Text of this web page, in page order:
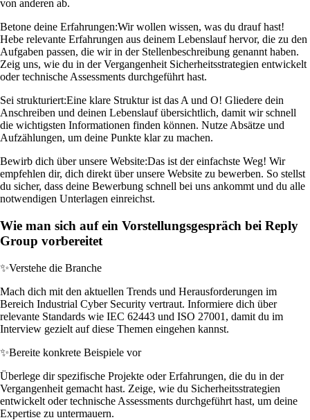
von anderen ab.
Betone deine Erfahrungen:Wir wollen wissen, was du drauf hast!
Hebe relevante Erfahrungen aus deinem Lebenslauf hervor, die zu den
Aufgaben passen, die wir in der Stellenbeschreibung genannt haben.
Zeig uns, wie du in der Vergangenheit Sicherheitsstrategien entwickelt
oder technische Assessments durchgeführt hast.
Sei strukturiert:Eine klare Struktur ist das A und O! Gliedere dein
Anschreiben und deinen Lebenslauf übersichtlich, damit wir schnell
die wichtigsten Informationen finden können. Nutze Absätze und
Aufzählungen, um deine Punkte klar zu machen.
Bewirb dich über unsere Website:Das ist der einfachste Weg! Wir
empfehlen dir, dich direkt über unsere Website zu bewerben. So stellst
du sicher, dass deine Bewerbung schnell bei uns ankommt und du alle
notwendigen Unterlagen einreichst.
Wie man sich auf ein Vorstellungsgespräch bei Reply
Group vorbereitet
✨Verstehe die Branche
Mach dich mit den aktuellen Trends und Herausforderungen im
Bereich Industrial Cyber Security vertraut. Informiere dich über
relevante Standards wie IEC 62443 und ISO 27001, damit du im
Interview gezielt auf diese Themen eingehen kannst.
✨Bereite konkrete Beispiele vor
Überlege dir spezifische Projekte oder Erfahrungen, die du in der
Vergangenheit gemacht hast. Zeige, wie du Sicherheitsstrategien
entwickelt oder technische Assessments durchgeführt hast, um deine
Expertise zu untermauern.